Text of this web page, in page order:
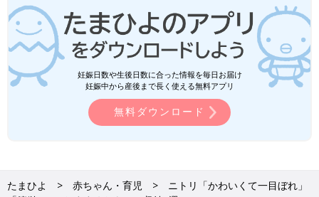
妊娠日数や生後日数に合った情報を毎日お届け
妊娠中から産後まで長く使える無料アプリ
無料ダウンロード
たまひよ 赤ちゃん・育児
ニトリ「かわいくて一目ぼれ」